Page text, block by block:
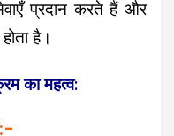
प्रदान करते हैं और
है।
का महत्व: